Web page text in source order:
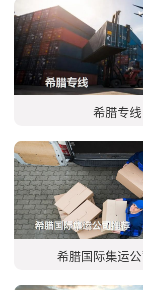
希腊专线
希腊国际集运